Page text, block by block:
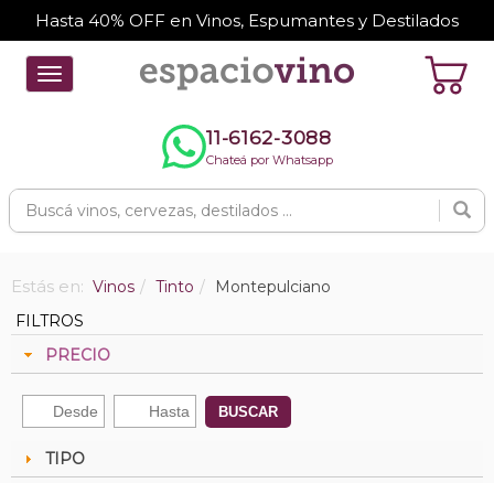
Hasta 40% OFF en Vinos, Espumantes y Destilados
Toggle
navigation
11-6162-3088
Chateá por Whatsapp
Estás en: Vinos Tinto
Montepulciano
FILTROS
PRECIO
BUSCAR
TIPO